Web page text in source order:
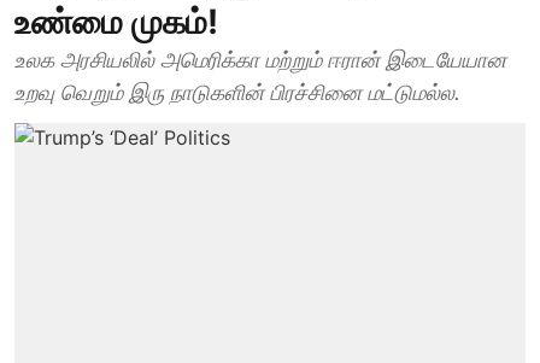
உண்மை முகம்!
உலக அரசியலில் அமெரிக்கா மற்றும் ஈரான் இடையேயான
உறவு வெறும் இரு நாடுகளின் பிரச்சினை மட்டுமல்ல.